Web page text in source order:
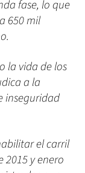
fase, lo que
650 mil
la vida de los
a la
inseguridad
el carril
y enero